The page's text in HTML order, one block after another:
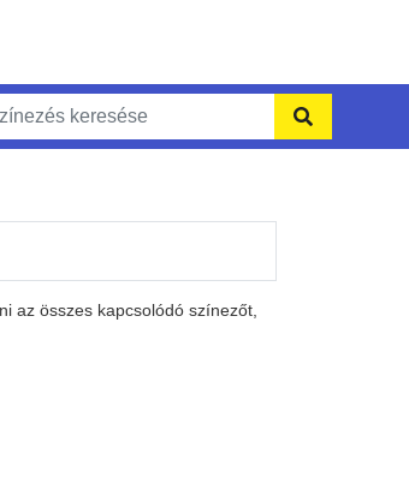
az összes kapcsolódó színezőt,